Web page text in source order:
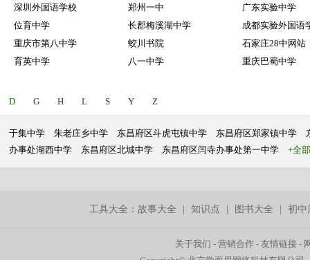
深圳外国语学校
郑州一中
广东实验中学
位育中学
长郡梅溪湖中学
成都实验外国语
重庆市第八中学
蛟川书院
石家庄28中网站
育英中学
八一中学 重庆巴蜀中学
D G H L S Y Z
于集中学 朱老庄乡中学 东昌府区斗虎屯镇中学 东昌府区郑家镇中学
办事处湖西中学
东昌府区北城中学 东昌府区闫寺办事处第一中学 +全部
工具大全：故事大全 |知识点 图书大全 |初中
关于我们 -营销合作 -友情链接 -